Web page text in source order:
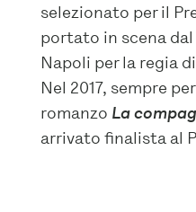
selezionato per il
portato in scena
Napoli per la regia
Nel 2017, sempre
romanzo La
arrivato finalista al